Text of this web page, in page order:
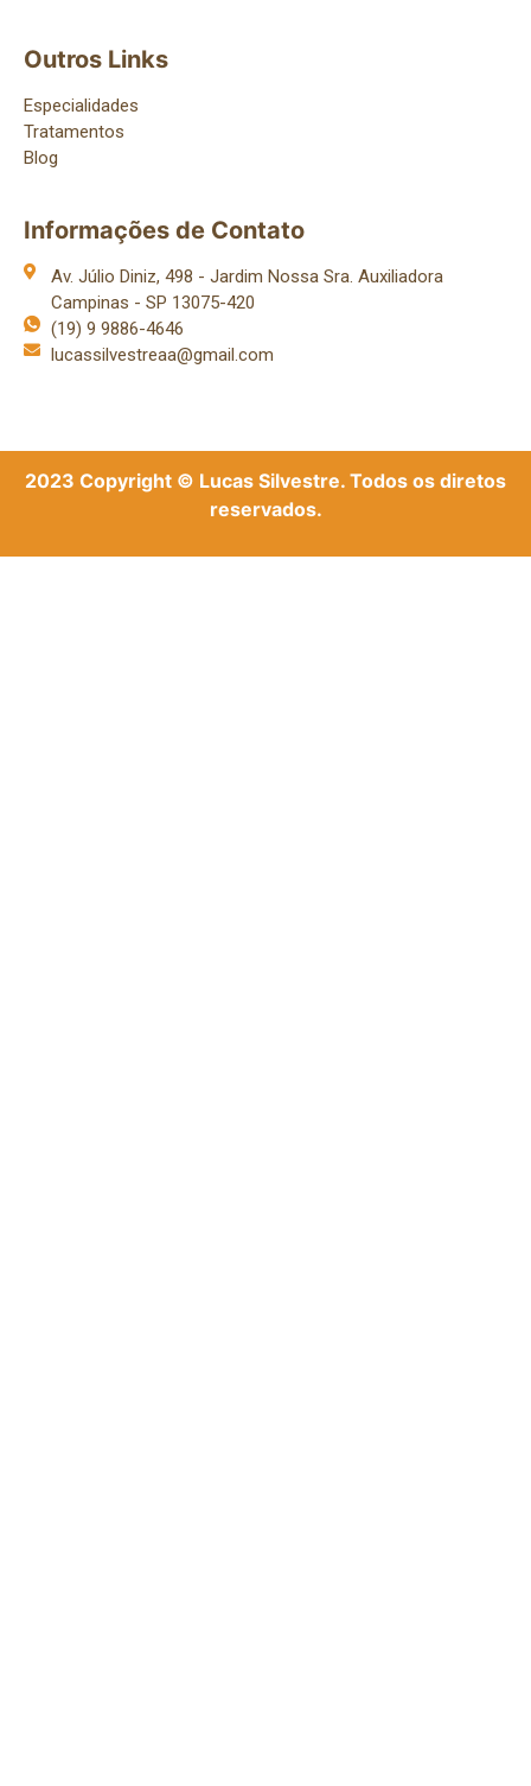
Outros Links
Especialidades
Tratamentos
Blog
Informações de Contato
Av. Júlio Diniz, 498 - Jardim Nossa Sra. Auxiliadora
Campinas - SP 13075-420
(19) 9 9886-4646
lucassilvestreaa@gmail.com
2023 Copyright © Lucas Silvestre. Todos os diretos
reservados.